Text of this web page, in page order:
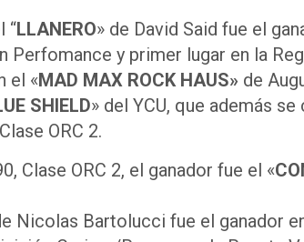
“LLANERO» de David Said fue el
Perfomance y primer lugar en la
el «MAD MAX ROCK HAUS» de
SHIELD» del YCU, que además
ORC 2.
Clase ORC 2, el ganador fue el «
Nicolas Bartolucci fue el ganador